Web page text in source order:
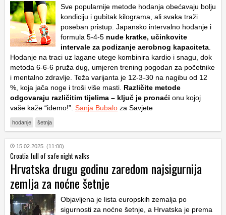
Sve popularnije metode hodanja obećavaju bolju
kondiciju i gubitak kilograma, ali svaka traži
poseban pristup. Japansko intervalno hodanje i
formula 5-4-5 nude kratke, učinkovite
intervale za podizanje aerobnog kapaciteta
Hodanje na traci uz lagane utege kombinira kardio i snagu, dok
metoda 6-6-6 pruža dug, umjeren trening pogodan za početnike
i mentalno zdravlje. Teža varijanta je 12-3-30 na nagibu od 12
%, koja jača noge i troši više masti. Različite metode
odgovaraju različitim tijelima – ključ je pronaći onu kojoj
vaše kaže “idemo!”. Sanja Bubalo za Savjete
hodanje šetnja
15.02.2025. (11:00)
Croatia full of safe night walks
Hrvatska drugu godinu zaredom najsigurnija
zemlja za noćne šetnje
Objavljena je lista europskih zemalja po
sigurnosti za noćne šetnje, a Hrvatska je prema